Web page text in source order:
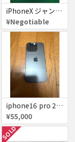
iPhoneX ジャンク品
¥Negotiable
iphone16 pro 256gb ブラックチタニウム
¥55,000
SOLD